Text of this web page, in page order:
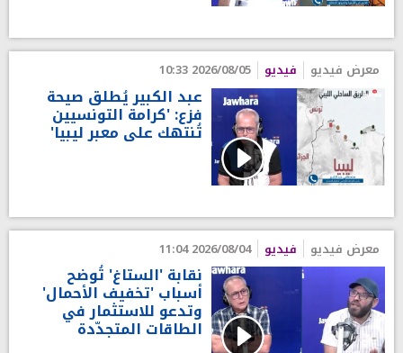
معرض فيديو فيديو 2026/08/05 10:33
عبد الكبير يُطلق صيحة
فزع: 'كرامة التونسيين
تُنتهك على معبر ليبيا'
معرض فيديو فيديو 2026/08/04 11:04
نقابة 'الستاغ' تُوضح
أسباب 'تخفيف الأحمال'
وتدعو للاستثمار في
الطاقات المتجدّدة